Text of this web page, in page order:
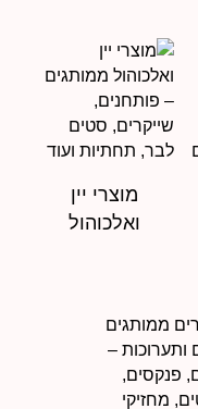
מוצרי יין
ואלכוהול